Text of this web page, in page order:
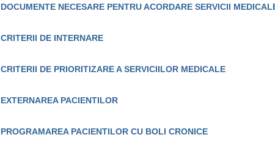
DOCUMENTE NECESARE PENTRU ACORDARE SERVICII
CRITERII DE INTERNARE
CRITERII DE PRIORITIZARE A SERVICIILOR MEDICALE
EXTERNAREA PACIENTILOR
PROGRAMAREA PACIENTILOR CU BOLI CRONICE